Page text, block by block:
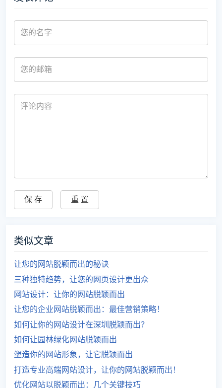
类似文章
让您的网站脱颖而出的秘诀
三种独特趋势，让您的网页设计更出众
网站设计：让你的网站脱颖而出
让您的企业网站脱颖而出：最佳营销策略！
如何让你的网站设计在深圳脱颖而出？
如何让园林绿化网站脱颖而出
塑造你的网站形象，让它脱颖而出
打造专业高端网站设计，让你的网站脱颖而出！
优化网站以脱颖而出：几个关键技巧